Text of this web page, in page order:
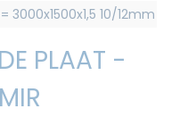
3000x1500x1,5 10/12mm
PLAAT -